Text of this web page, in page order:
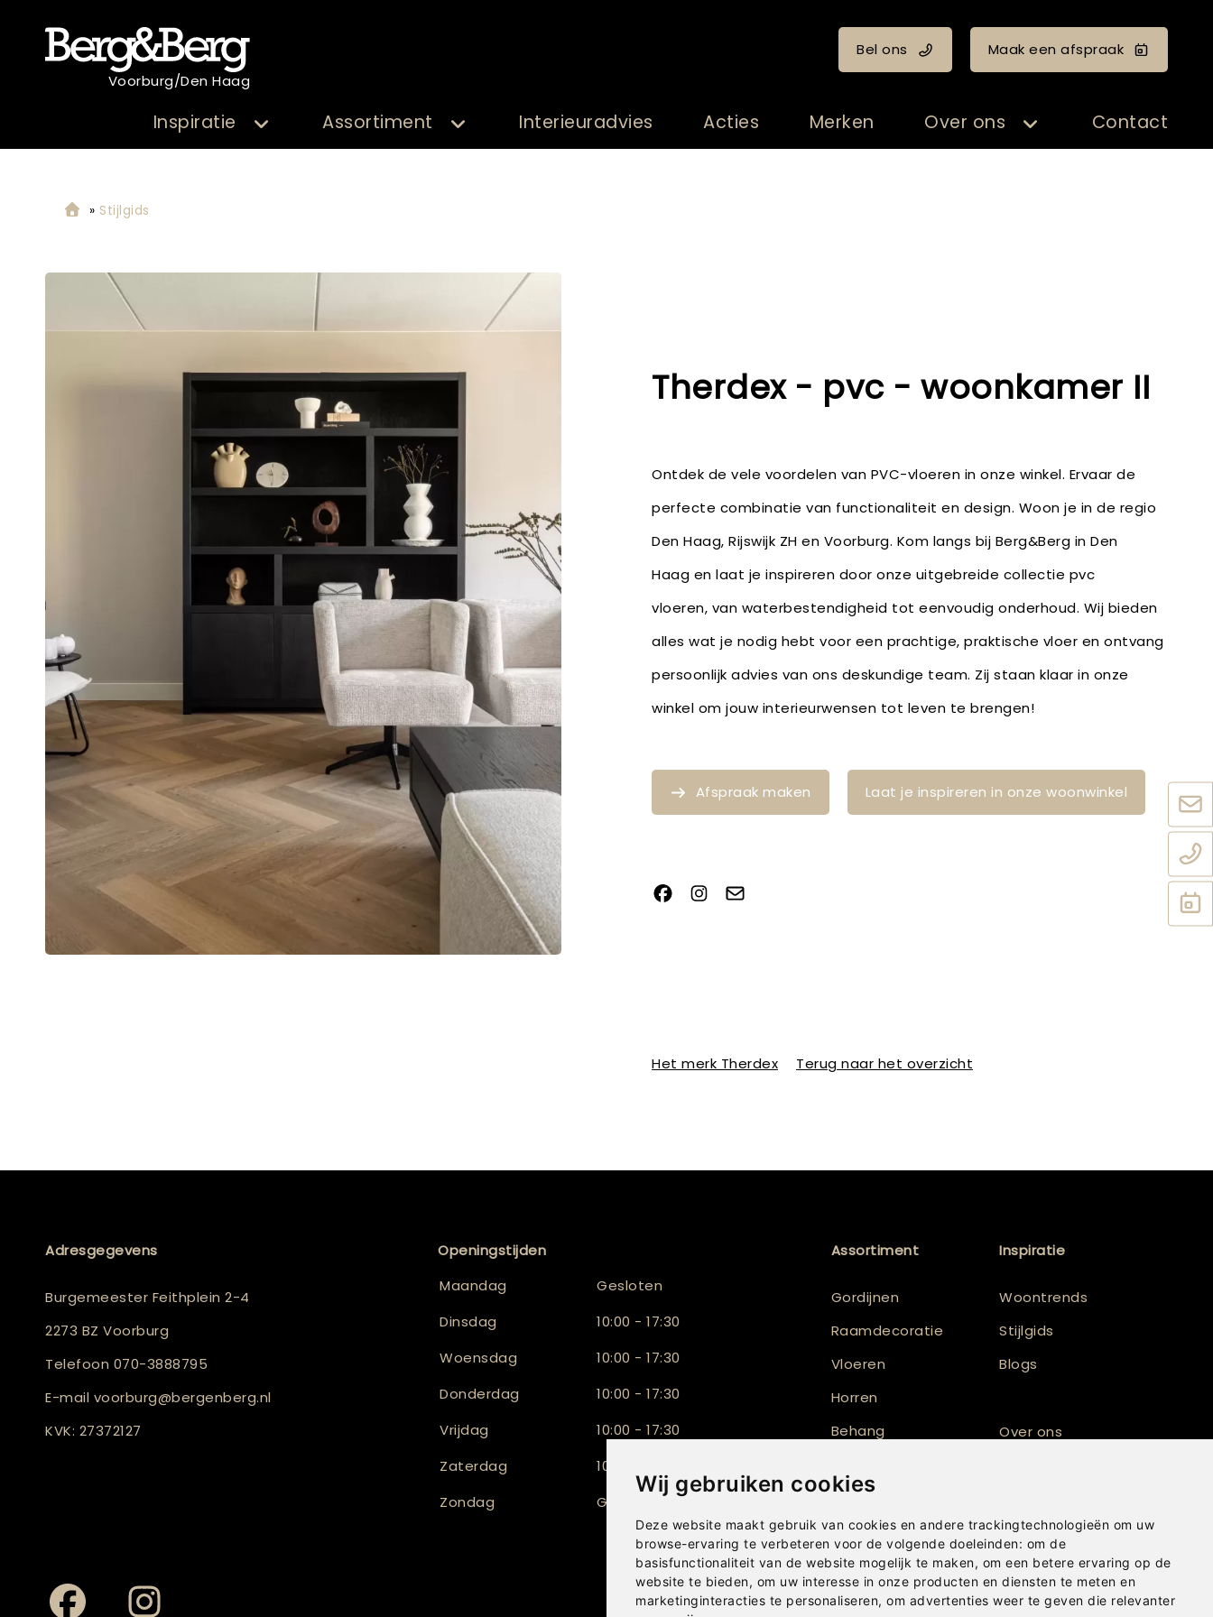
Wij gebruiken cookies
Deze website maakt gebruik van cookies en andere trackingtechnologieën om uw
browse-ervaring te verbeteren voor de volgende doeleinden: om de
basisfunctionaliteit van de website mogelijk te maken, om een betere ervaring op de
website te bieden, om uw interesse in onze producten en diensten te meten en
marketinginteracties te personaliseren, om advertenties weer te geven die relevanter
Voorburg/Den Haag
Bel ons Maak een afspraak
Inspiratie Assortiment Interieuradvies Acties Merken Over ons Contact
» Stijlgids
Therdex - pvc - woonkamer II
Ontdek de vele voordelen van PVC-vloeren in onze winkel. Ervaar de
perfecte combinatie van functionaliteit en design. Woon je in de regio
Den Haag, Rijswijk ZH en Voorburg. Kom langs bij Berg&Berg in Den
Haag en laat je inspireren door onze uitgebreide collectie pvc
vloeren, van waterbestendigheid tot eenvoudig onderhoud. Wij bieden
alles wat je nodig hebt voor een prachtige, praktische vloer en ontvang
persoonlijk advies van ons deskundige team. Zij staan klaar in onze
winkel om jouw interieurwensen tot leven te brengen!
Afspraak maken Laat je inspireren in onze woonwinkel
Het merk Therdex Terug naar het overzicht
Adresgegevens
Burgemeester Feithplein 2-4
2273 BZ Voorburg
Telefoon 070-3888795
E-mail voorburg@bergenberg.nl
KVK: 27372127
Openingstijden
Maandag
Gesloten
Dinsdag
10:00 - 17:30
Woensdag
10:00 - 17:30
Donderdag
10:00 - 17:30
Vrijdag
10:00 - 17:30
Zaterdag
10:00 - 16:30
Zondag
Gesloten
Assortiment
Gordijnen
Raamdecoratie
Vloeren
Horren
Behang
Shutters
Inspiratie
Woontrends
Stijlgids
Blogs
Over ons